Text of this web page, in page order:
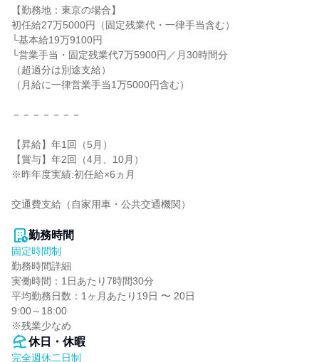
【勤務地：東京の場合】
初任給27万5000円（固定残業代・一律手当含む）
└基本給19万9100円
└営業手当・固定残業代7万5900円／月30時間分
（超過分は別途支給）
（月給に一律営業手当1万5000円含む）
－－－－－－－
【昇給】年1回（5月）
【賞与】年2回（4月、10月）
※昨年度実績:初任給×6ヵ月
交通費支給（自家用車・公共交通機関）
勤務時間
固定時間制
勤務時間詳細
実働時間：1日あたり7時間30分
平均勤務日数：1ヶ月あたり19日 〜 20日
9:00～18:00
※残業少なめ
休日・休暇
完全週休二日制